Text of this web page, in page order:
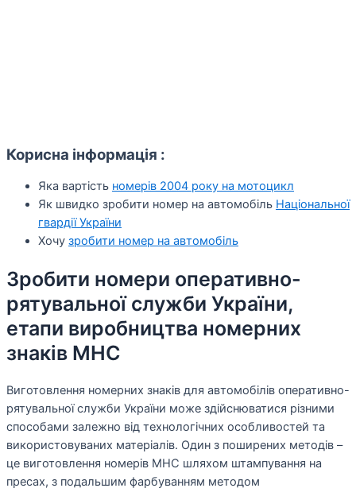
Корисна інформація :
Яка вартість номерів 2004 року на мотоцикл
Як швидко зробити номер на автомобіль Національної
гвардії України
Хочу зробити номер на автомобіль
Зробити номери оперативно-
рятувальної служби України,
етапи виробництва номерних
знаків МНС
Виготовлення номерних знаків для автомобілів оперативно-
рятувальної служби України може здійснюватися різними
способами залежно від технологічних особливостей та
використовуваних матеріалів. Один з поширених методів –
це виготовлення номерів МНС шляхом штампування на
пресах, з подальшим фарбуванням методом